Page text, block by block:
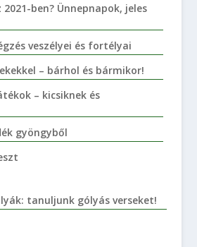
ben? Ünnepnapok, jeles
veszélyei és fortélyai
– bárhol és bármikor!
– kicsiknek és
gyöngyből
tanuljunk gólyás verseket!